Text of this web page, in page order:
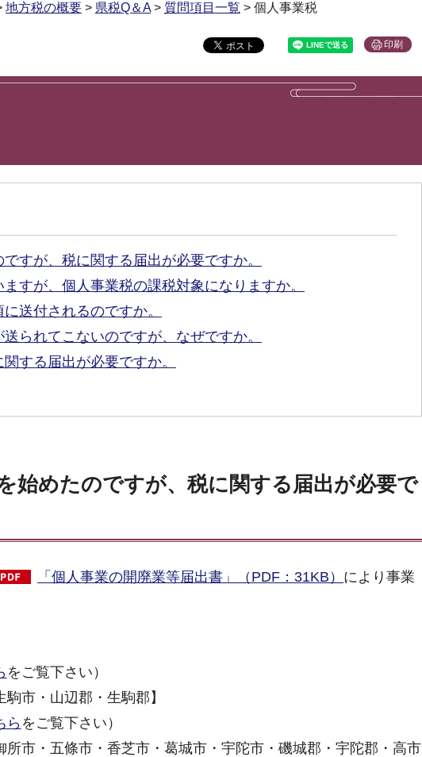
地方税の概要 > 県税Q＆A > 質問項目一覧 > 個人事業税
印刷
すが、税に関する届出が必要ですか。
すが、個人事業税の課税対象になりますか。
送付されるのですか。
られてこないのですが、なぜですか。
する届出が必要ですか。
始めたのですが、税に関する届出が必要で
「個人事業の開廃業等届出書」（PDF：31KB） により事業
をご覧下さい）
市・山辺郡・生駒郡】
ら をご覧下さい）
市・五條市・香芝市・葛城市・宇陀市・磯城郡・宇陀郡・高市